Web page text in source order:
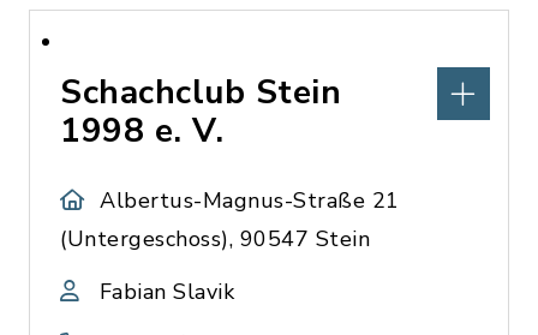
Schachclub Stein
1998 e. V.
Albertus-Magnus-Straße 21
(Untergeschoss), 90547 Stein
Fabian Slavik